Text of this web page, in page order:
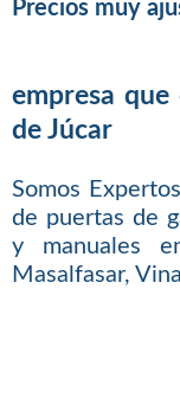
Precios muy
empresa
de Júcar
Somos
de puertas de
y manuales
Masalfasar,